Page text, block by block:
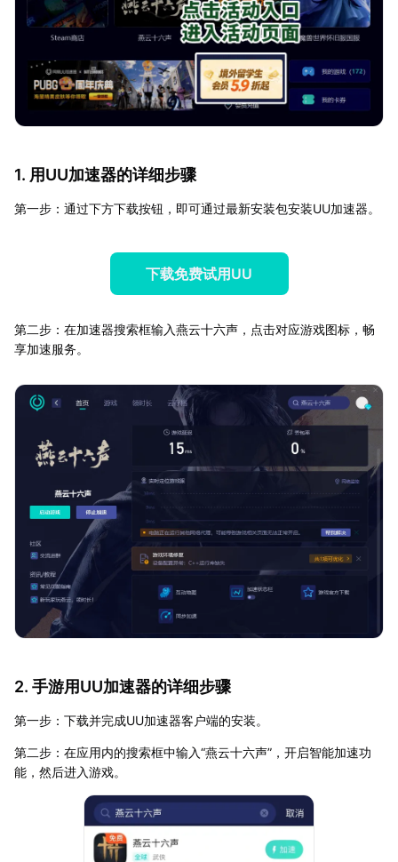
1. 用UU加速器的详细步骤
第一步：通过下方下载按钮，即可通过最新安装包安装UU加速器。
下载免费试用UU
第二步：在加速器搜索框输入燕云十六声，点击对应游戏图标，畅
享加速服务。
2. 手游用UU加速器的详细步骤
第一步：下载并完成UU加速器客户端的安装。
第二步：在应用内的搜索框中输入“燕云十六声”，开启智能加速功
能，然后进入游戏。